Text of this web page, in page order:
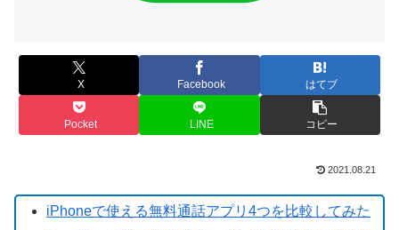
X Facebook はてブ
Pocket LINE コピー
2021.08.21
iPhoneで使える無料通話アプリ4つを比較してみた